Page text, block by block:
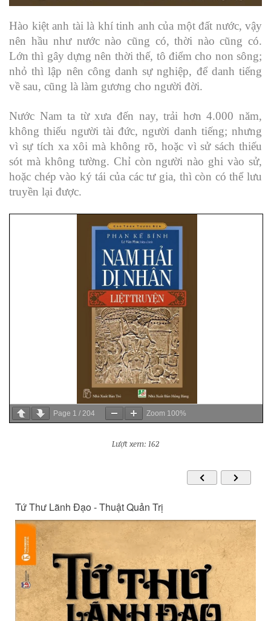
Hào kiệt anh tài là khí tinh anh của một đất nước, vậy
nên hầu như nước nào cũng có, thời nào cũng có.
Lớn thì gây dựng nên thời thế, tô điểm cho non sông;
nhỏ thì lập nên công danh sự nghiệp, để danh tiếng
về sau, cũng là làm gương cho người đời.
Nước Nam ta từ xưa đến nay, trải hơn 4.000 năm,
không thiếu người tài đức, người danh tiếng; nhưng
vì sự tích xa xôi mà không rõ, hoặc vì sử sách thiếu
sót mà không tường. Chỉ còn người nào ghi vào sử,
hoặc chép vào ký tái của các tư gia, thì còn có thể lưu
truyền lại được.
Page 1 / 204 Zoom 100%
Lượt xem: 162
Tứ Thư Lãnh Đạo - Thuật Quản Trị